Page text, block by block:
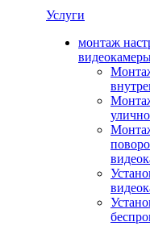
Услуги
монтаж